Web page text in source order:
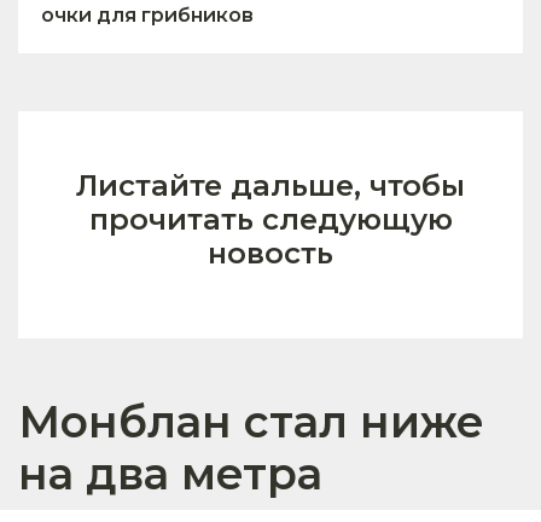
очки для грибников
Листайте дальше, чтобы
прочитать следующую
новость
Монблан стал ниже
на два метра